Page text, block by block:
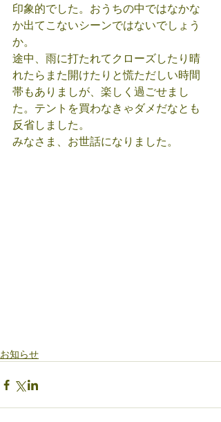
印象的でした。おうちの中ではなかな
か出てこないシーンではないでしょう
か。
途中、雨に打たれてクローズしたり晴
れたらまた開けたりと慌ただしい時間
帯もありましが、楽しく過ごせまし
た。テントを買わなきゃダメだなとも
反省しました。
みなさま、お世話になりました。
お知らせ